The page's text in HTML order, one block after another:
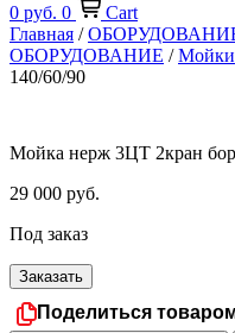
0 руб. 0
Cart
Главная /
ОБОРУДОВАНИЕ /Мойки
140/60/90
Мойка нерж 3ЦТ 2кран
29 000 руб.
Под заказ
Заказать
Поделиться